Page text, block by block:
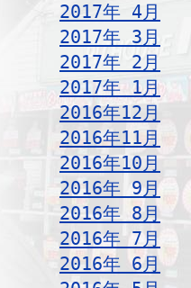
2017年 4月
2017年 3月
2017年 2月
2017年 1月
2016年12月
2016年11月
2016年10月
2016年 9月
2016年 8月
2016年 7月
2016年 6月